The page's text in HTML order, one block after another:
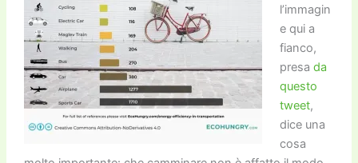
l’immagin
e qui a
fianco,
presa da
questo
tweet,
dice una
cosa